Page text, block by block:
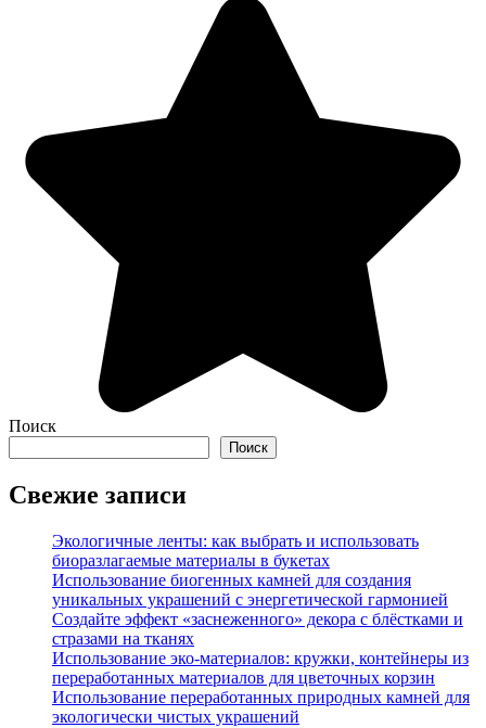
Поиск
Поиск
Свежие записи
Экологичные ленты: как выбрать и использовать
биоразлагаемые материалы в букетах
Использование биогенных камней для создания
уникальных украшений с энергетической гармонией
Создайте эффект «заснеженного» декора с блёстками и
стразами на тканях
Использование эко-материалов: кружки, контейнеры из
переработанных материалов для цветочных корзин
Использование переработанных природных камней для
экологически чистых украшений